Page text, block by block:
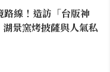
線！造訪「台版神
景窯烤披薩與人氣私